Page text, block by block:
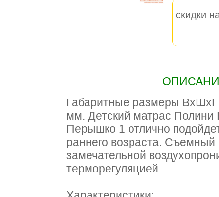
скидки
Габаритные размеры
мм. Детский матрас
Перышко 1 отлично
раннего возраста. Съемный
замечательной
терморегуляцией.